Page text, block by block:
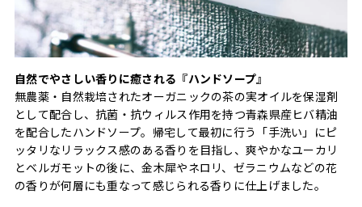
自然でやさしい香りに癒される『ハンドソープ』
無農薬・自然栽培されたオーガニックの茶の実オイルを保湿剤
として配合し、抗菌・抗ウィルス作用を持つ青森県産ヒバ精油
を配合したハンドソープ。帰宅して最初に行う「手洗い」にピ
ッタリなリラックス感のある香りを目指し、爽やかなユーカリ
とベルガモットの後に、金木犀やネロリ、ゼラニウムなどの花
の香りが何層にも重なって感じられる香りに仕上げました。